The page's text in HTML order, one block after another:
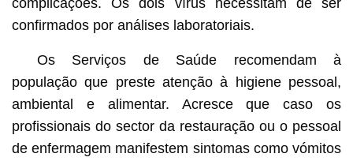
confirmados por análises laboratoriais.
Os Serviços de Saúde recomendam à
população que preste atenção à higiene pessoal,
ambiental e alimentar. Acresce que caso os
profissionais do sector da restauração ou o pessoal
de enfermagem manifestem sintomas como vómitos